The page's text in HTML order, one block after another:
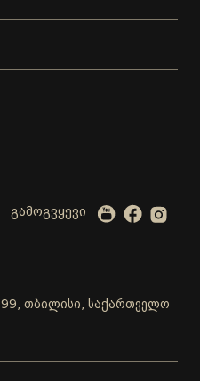
გამოგვყევი
თბილისი, საქართველო